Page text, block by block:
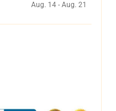
Aug. 14 - Aug. 21